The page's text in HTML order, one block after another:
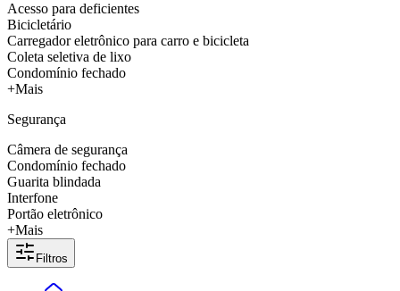
Acesso para deficientes
Bicicletário
Carregador eletrônico para carro e bicicleta
Coleta seletiva de lixo
Condomínio fechado
+Mais
Segurança
Câmera de segurança
Condomínio fechado
Guarita blindada
Interfone
Portão eletrônico
+Mais
Filtros